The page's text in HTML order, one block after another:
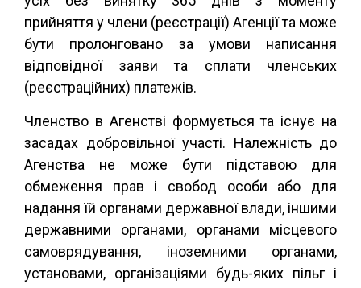
прийняття у члени (реєстрації) Агенції та може
бути пролонговано за умови написання
відповідної заяви та сплати членських
(реєстраційних) платежів.
Членство в Агенстві формується та існує на
засадах добровільної участі. Належність до
Агенства не може бути підставою для
обмеження прав і свобод особи або для
надання їй органами державної влади, іншими
державними органами, органами місцевого
самоврядування, іноземними органами,
установами, організаціями будь-яких пільг і